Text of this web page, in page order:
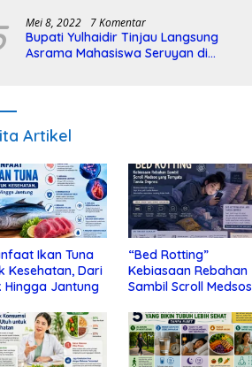
Mei 8, 2022 7 Komentar
Bupati Yulhaidir Tinjau Langsung
Asrama Mahasiswa Seruyan di
Artikel
Ikan Tuna
Kesehatan, Dari
Hingga Jantung
“Bed Rotting”
Kebiasaan Rebahan
Sambil Scroll Medsos
Depresi